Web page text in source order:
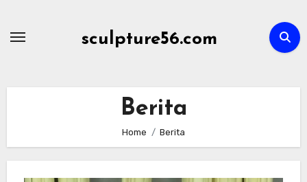
sculpture56.com
Berita
Home Berita